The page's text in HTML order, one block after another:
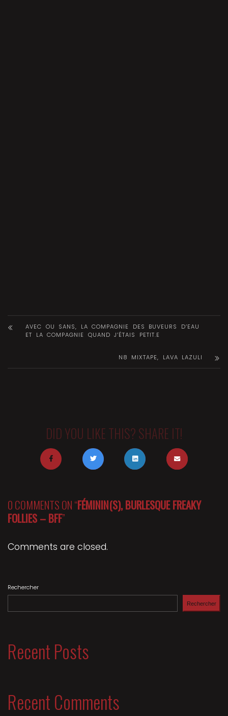
AVEC OU SANS, LA COMPAGNIE DES BUVEURS D’EAU
ET LA COMPAGNIE QUAND J’ÉTAIS PETIT.E
N8 MIXTAPE, LAVA LAZULI
DID YOU LIKE THIS? SHARE IT!
0 COMMENTS ON “FÉMININ(S), BURLESQUE FREAKY
FOLLIES – BFF”
Comments are closed.
Rechercher
Rechercher
Recent Posts
Recent Comments